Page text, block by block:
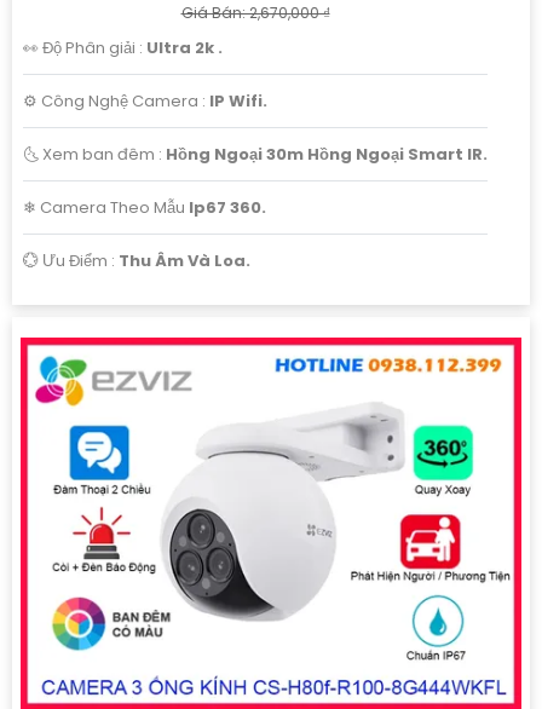
Giá Bán: 2,670,000 ₫
👀 Độ Phân giải : Ultra 2k .
⚙ Công Nghệ Camera : IP Wifi.
🌜 Xem ban đêm : Hồng Ngoại 30m Hồng Ngoại Smart IR.
❄ Camera Theo Mẫu Ip67 360.
️💮 Ưu Điểm : Thu Âm Và Loa.